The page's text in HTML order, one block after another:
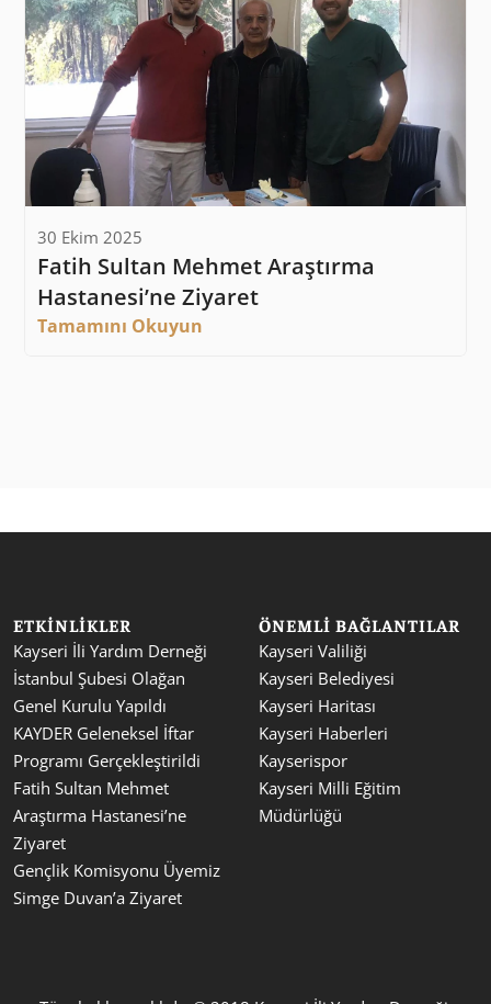
30 Ekim 2025
Fatih Sultan Mehmet Araştırma
Hastanesi’ne Ziyaret
Tamamını Okuyun
ETKINLIKLER
Kayseri İli Yardım Derneği
İstanbul Şubesi Olağan
Genel Kurulu Yapıldı
KAYDER Geleneksel İftar
Programı Gerçekleştirildi
Fatih Sultan Mehmet
Araştırma Hastanesi’ne
Ziyaret
Gençlik Komisyonu Üyemiz
Simge Duvan’a Ziyaret
ÖNEMLI BAĞLANTILAR
Kayseri Valiliği
Kayseri Belediyesi
Kayseri Haritası
Kayseri Haberleri
Kayserispor
Kayseri Milli Eğitim
Müdürlüğü